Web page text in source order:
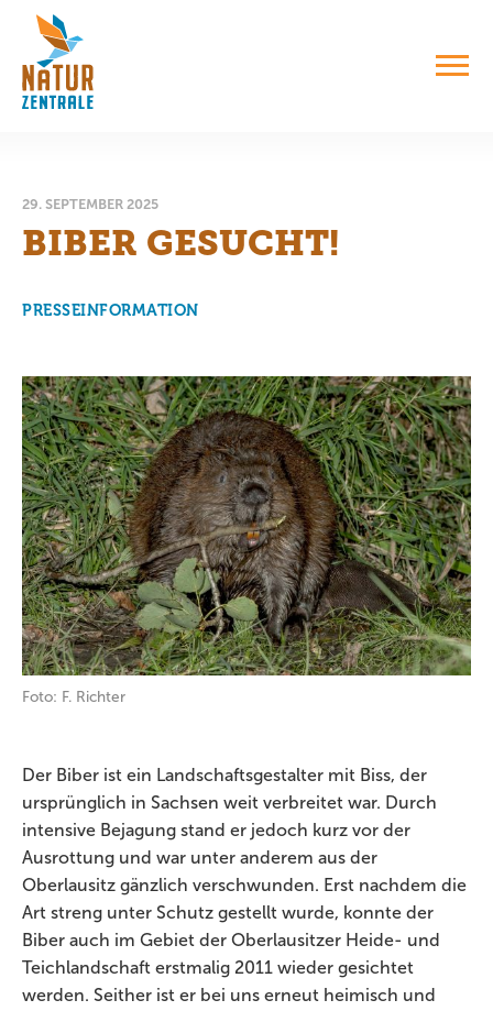
29. SEPTEMBER 2025
BIBER GESUCHT!
PRESSEINFORMATION
Foto: F. Richter
Der Biber ist ein Landschaftsgestalter mit Biss, der
ursprünglich in Sachsen weit verbreitet war. Durch
intensive Bejagung stand er jedoch kurz vor der
Ausrottung und war unter anderem aus der
Oberlausitz gänzlich verschwunden. Erst nachdem die
Art streng unter Schutz gestellt wurde, konnte der
Biber auch im Gebiet der Oberlausitzer Heide- und
Teichlandschaft erstmalig 2011 wieder gesichtet
werden. Seither ist er bei uns erneut heimisch und